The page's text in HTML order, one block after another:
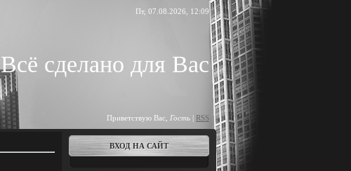
Пт, 07.08.2026, 12:09
Всё сделано для Вас
Приветствую Вас Гость | RSS
ВХОД НА САЙТ